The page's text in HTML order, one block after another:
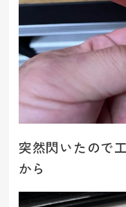
突然閃いたので
から